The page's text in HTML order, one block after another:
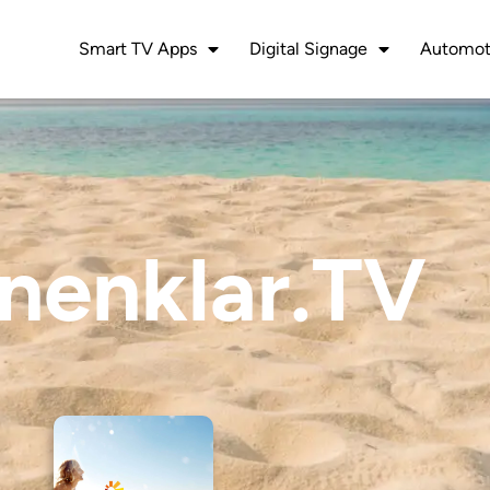
Smart TV Apps Digital Signage